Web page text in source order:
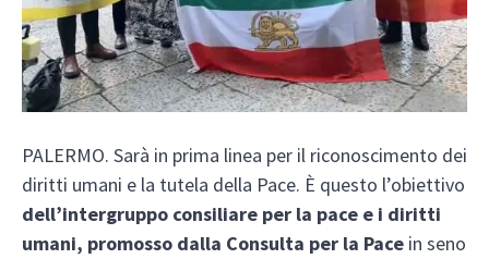
PALERMO. Sarà in prima linea per il riconoscimento dei
diritti umani e la tutela della Pace. È questo l’obiettivo
dell’intergruppo consiliare per la pace e i diritti
umani, promosso dalla Consulta per la Pace in seno